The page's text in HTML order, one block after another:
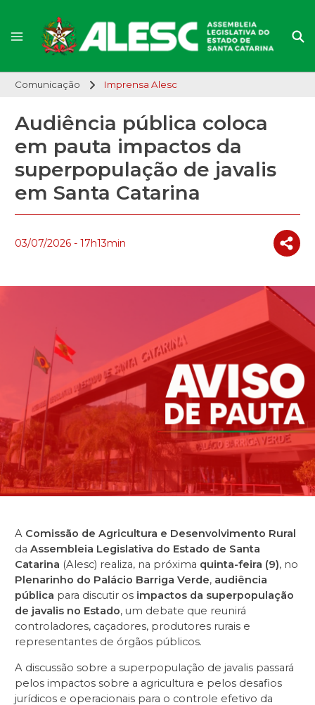
Comunicação Imprensa Alesc
Audiência pública coloca
em pauta impactos da
superpopulação de javalis
em Santa Catarina
03/07/2026 - 17h13min
A Comissão de Agricultura e Desenvolvimento Rural
da Assembleia Legislativa do Estado de Santa
Catarina (Alesc) realiza, na próxima quinta-feira (9), no
Plenarinho do Palácio Barriga Verde, audiência
pública para discutir os impactos da superpopulação
de javalis no Estado, um debate que reunirá
controladores, caçadores, produtores rurais e
representantes de órgãos públicos.
A discussão sobre a superpopulação de javalis passará
pelos impactos sobre a agricultura e pelos desafios
jurídicos e operacionais para o controle efetivo da